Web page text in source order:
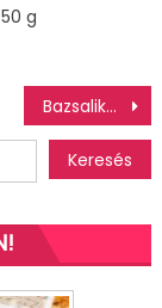
g
Bazsalikomos paradicsomleves
Keresés